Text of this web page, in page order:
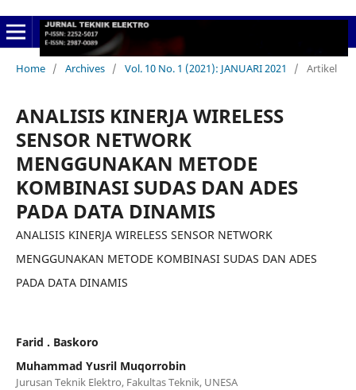
Home / Archives / Vol. 10 No. 1 (2021): JANUARI 2021 / Artikel
ANALISIS KINERJA WIRELESS
SENSOR NETWORK
MENGGUNAKAN METODE
KOMBINASI SUDAS DAN ADES
PADA DATA DINAMIS
ANALISIS KINERJA WIRELESS SENSOR NETWORK
MENGGUNAKAN METODE KOMBINASI SUDAS DAN ADES
PADA DATA DINAMIS
Farid . Baskoro
Muhammad Yusril Muqorrobin
Jurusan Teknik Elektro, Fakultas Teknik, UNESA